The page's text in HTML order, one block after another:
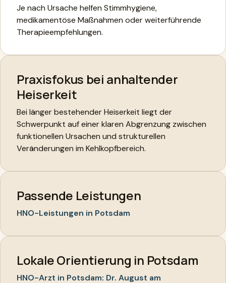
Je nach Ursache helfen Stimmhygiene,
medikamentöse Maßnahmen oder weiterführende
Therapieempfehlungen.
Praxisfokus bei anhaltender
Heiserkeit
Bei länger bestehender Heiserkeit liegt der
Schwerpunkt auf einer klaren Abgrenzung zwischen
funktionellen Ursachen und strukturellen
Veränderungen im Kehlkopfbereich.
Passende Leistungen
HNO-Leistungen in Potsdam
Lokale Orientierung in Potsdam
HNO-Arzt in Potsdam: Dr. August am